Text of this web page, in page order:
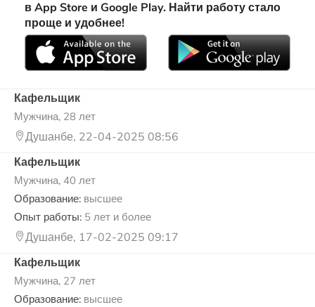
в App Store и Google Play. Найти работу стало
проще и удобнее!
Кафельщик
Мужчина, 28 лет
Душанбе, 22-04-2025 08:56
Кафельщик
Мужчина, 40 лет
Образование: высшее
Опыт работы: 5 лет и более
Душанбе, 17-02-2025 09:17
Кафельщик
Мужчина, 27 лет
Образование: высшее